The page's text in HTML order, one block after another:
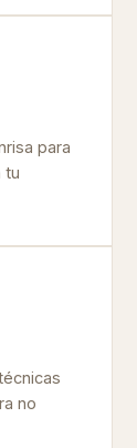
para
tu
no